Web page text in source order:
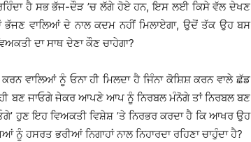
ਹੈ ਸਭ ਭੱਜ-ਦੌੜ ’ਚ ਲੱਗੇ ਹੋਏ ਹਨ, ਇਸ ਲਈ ਕਿਸੇ ਵੱਲ ਦੇਖਣ
ਵਾਲਿਆਂ ਦੇ ਨਾਲ ਕਦਮ ਨਹੀਂ ਮਿਲਾਏਗਾ, ਉਦੋਂ ਤੱਕ ਉਹ ਬਸ
ਦਾ ਸਾਥ ਦੇਣਾ ਕੌਣ ਚਾਹੇਗਾ?
ਵਾਲਿਆਂ ਨੂੰ ਓਨਾ ਹੀ ਮਿਲਦਾ ਹੈ ਜਿੰਨਾ ਕੋਸ਼ਿਸ਼ ਕਰਨ ਵਾਲੇ ਛੱਡ
ਹੀ ਬਣ ਜਾਓਗੇ ਜੇਕਰ ਆਪਣੇ ਆਪ ਨੂੰ ਨਿਰਬਲ ਮੰਨੋਗੇ ਤਾਂ ਨਿਰਬਲ ਬਣ
ਹੁਣ ਇਹ ਵਿਅਕਤੀ ਵਿਸ਼ੇਸ਼ ’ਤੇ ਨਿਰਭਰ ਕਰਦਾ ਹੈ ਕਿ ਆਖਰ ਉਹ
ਹਸਰਤ ਭਰੀਆਂ ਨਿਗਾਹਾਂ ਨਾਲ ਨਿਹਾਰਦਾ ਰਹਿਣਾ ਚਾਹੁੰਦਾ ਹੈ?